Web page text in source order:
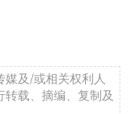
及/或相关权利人
载、摘编、复制及